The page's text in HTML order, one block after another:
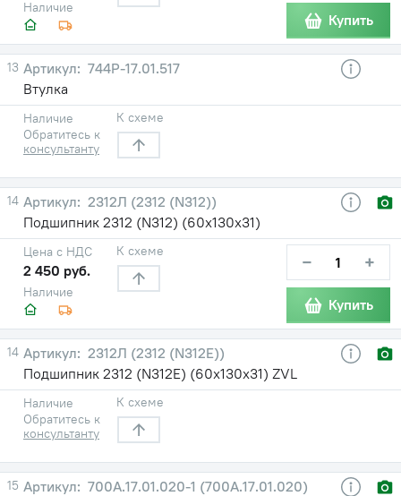
Наличие
Купить
13
744Р-17.01.517
Втулка
Наличие
Обратитесь к
консультанту
К схеме
14
2312Л (2312 (N312))
Подшипник 2312 (N312) (60х130х31)
Наличие
Цена с НДС
2 450 руб.
К схеме − +
Купить
14
2312Л (2312 (N312E))
Подшипник 2312 (N312E) (60х130х31) ZVL
Наличие
Обратитесь к
консультанту
К схеме
15
700А.17.01.020-1 (700А.17.01.020)